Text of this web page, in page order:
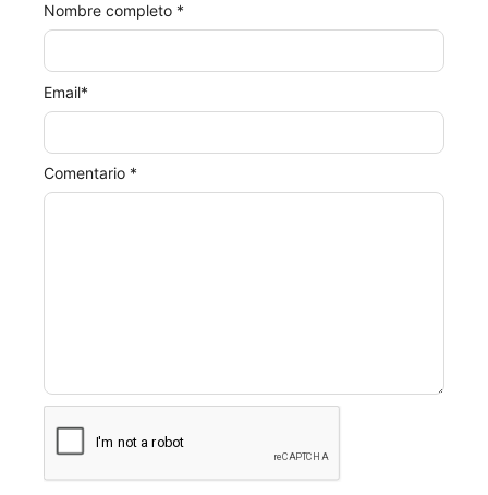
Comentario *
Nombre completo *
Email*